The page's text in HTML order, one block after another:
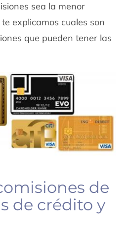
sea la menor
explicamos cuales son
que pueden tener las
de
de crédito y